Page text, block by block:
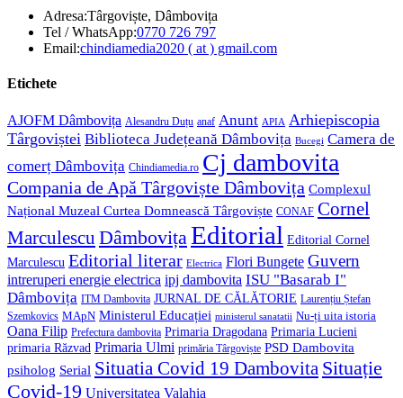
Adresa:Târgoviște, Dâmbovița
Tel / WhatsApp:0770 726 797Opens
in
Email:chindiamedia2020 ( at ) gmail.comOpens
Etichete
AJOFM Dâmbovița Alesandru Duțu anaf Anunt APIA Arhiepiscopia
Târgoviștei Biblioteca Județeană Dâmbovița Bucegi Camera de
comerț Dâmbovița Chindiamedia.ro Cj dambovita
Compania de Apă Târgoviște Dâmbovița Complexul
Național Muzeal Curtea Domnească Târgoviște CONAF Cornel
Marculescu DâmbovițaEditorial Editorial Cornel
Marculescu Editorial literar Electrica Flori Bungete Guvern
intreruperi energie electrica ipj dambovita ISU "Basarab I"
Dâmbovița ITM Dambovita JURNAL DE CĂLĂTORIE Laurențiu Ștefan
Szemkovics MApN Ministerul Educației ministerul sanatatii Nu-ți uita istoria
Oana Filip Prefectura dambovita Primaria Dragodana Primaria Lucieni
primaria Răzvad Primaria Ulmi primăria Târgoviște PSD Dambovita
psiholog Serial Situatia Covid 19 Dambovita Situație
Covid-19 Universitatea Valahia